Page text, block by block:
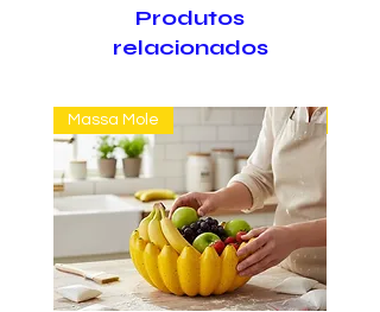
Produtos
relacionados
Massa Mole